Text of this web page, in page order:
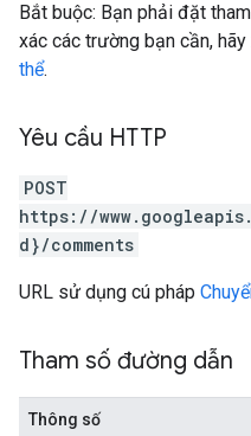
Bắt buộc: Bạn phải đặt
xác các trường bạn cần,
thể.
Yêu cầu HTTP
POST
https://
d}/comments
URL sử dụng cú pháp
Tham số đường dẫn
Thông số